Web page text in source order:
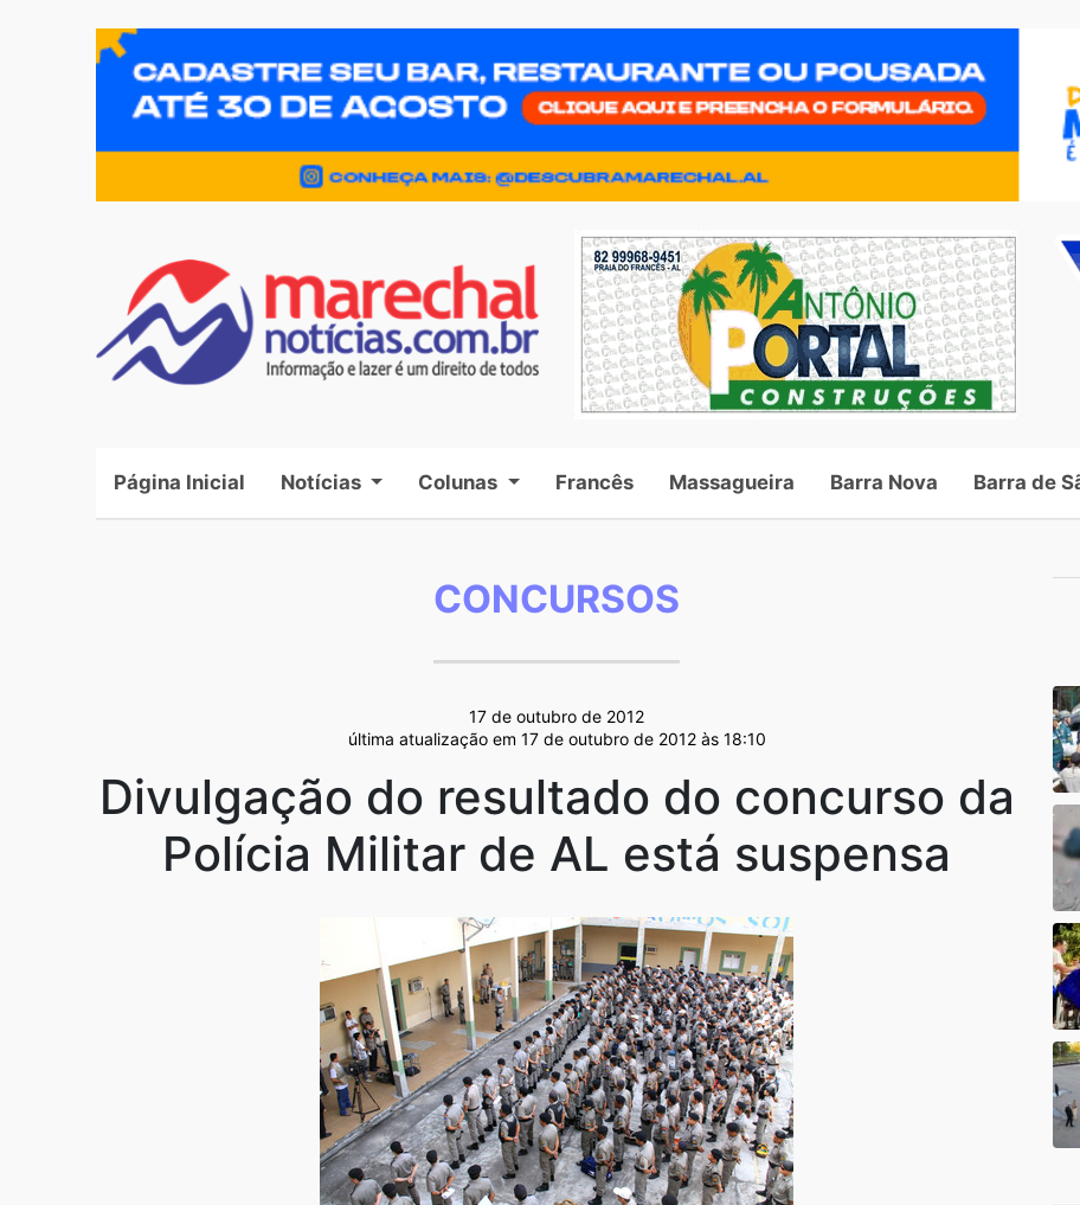
Página Inicial (current)
Notícias Colunas Francês Massagueira Barra Nova Barra de
CONCURSOS
17 de outubro de 2012
última atualização em 17 de outubro de 2012 às 18:10
Divulgação do resultado do concurso da
Polícia Militar de AL está suspensa